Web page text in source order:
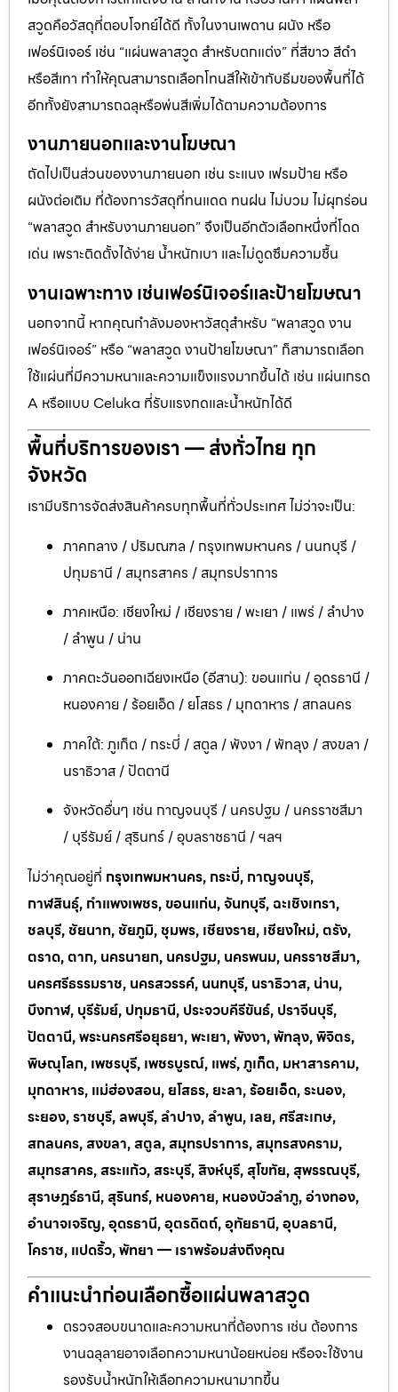
สวูดคือวัสดุที่ตอบโจทย์ได้ดี ทั้งในงานเพดาน ผนัง หรือ
เฟอร์นิเจอร์ เช่น “แผ่นพลาสวูด สำหรับตกแต่ง” ที่สีขาว สีดำ
หรือสีเทา ทำให้คุณสามารถเลือกโทนสีให้เข้ากับธีมของพื้นที่ได้
อีกทั้งยังสามารถฉลุหรือพ่นสีเพิ่มได้ตามความต้องการ
งานภายนอกและงานโฆษณา
ถัดไปเป็นส่วนของงานภายนอก เช่น ระแนง เฟรมป้าย หรือ
ผนังต่อเติม ที่ต้องการวัสดุที่ทนแดด ทนฝน ไม่บวม ไม่ผุกร่อน
“พลาสวูด สำหรับงานภายนอก” จึงเป็นอีกตัวเลือกหนึ่งที่โดด
เด่น เพราะติดตั้งได้ง่าย น้ำหนักเบา และไม่ดูดซึมความชื้น
งานเฉพาะทาง เช่นเฟอร์นิเจอร์และป้ายโฆษณา
นอกจากนี้ หากคุณกำลังมองหาวัสดุสำหรับ “พลาสวูด งาน
เฟอร์นิเจอร์” หรือ “พลาสวูด งานป้ายโฆษณา” ก็สามารถเลือก
ใช้แผ่นที่มีความหนาและความแข็งแรงมากขึ้นได้ เช่น แผ่นเกรด
A หรือแบบ Celuka ที่รับแรงกดและน้ำหนักได้ดี
พื้นที่บริการของเรา — ส่งทั่วไทย ทุก
จังหวัด
เรามีบริการจัดส่งสินค้าครบทุกพื้นที่ทั่วประเทศ ไม่ว่าจะเป็น:
ภาคกลาง / ปริมณฑล / กรุงเทพมหานคร / นนทบุรี /
ปทุมธานี / สมุทรสาคร / สมุทรปราการ
ภาคเหนือ: เชียงใหม่ / เชียงราย / พะเยา / แพร่ / ลำปาง
/ ลำพูน / น่าน
ภาคตะวันออกเฉียงเหนือ (อีสาน): ขอนแก่น / อุดรธานี /
หนองคาย / ร้อยเอ็ด / ยโสธร / มุกดาหาร / สกลนคร
ภาคใต้: ภูเก็ต / กระบี่ / สตูล / พังงา / พัทลุง / สงขลา /
นราธิวาส / ปัตตานี
จังหวัดอื่นๆ เช่น กาญจนบุรี / นครปฐม / นครราชสีมา
/ บุรีรัมย์ / สุรินทร์ / อุบลราชธานี / ฯลฯ
ไม่ว่าคุณอยู่ที่ กรุงเทพมหานคร, กระบี่, กาญจนบุรี,
กาฬสินธุ์, กำแพงเพชร, ขอนแก่น, จันทบุรี, ฉะเชิงเทรา,
ชลบุรี, ชัยนาท, ชัยภูมิ, ชุมพร, เชียงราย, เชียงใหม่, ตรัง,
ตราด, ตาก, นครนายก, นครปฐม, นครพนม, นครราชสีมา,
นครศรีธรรมราช, นครสวรรค์, นนทบุรี, นราธิวาส, น่าน,
บึงกาฬ, บุรีรัมย์, ปทุมธานี, ประจวบคีรีขันธ์, ปราจีนบุรี,
ปัตตานี, พระนครศรีอยุธยา, พะเยา, พังงา, พัทลุง, พิจิตร,
พิษณุโลก, เพชรบุรี, เพชรบูรณ์, แพร่, ภูเก็ต, มหาสารคาม,
มุกดาหาร, แม่ฮ่องสอน, ยโสธร, ยะลา, ร้อยเอ็ด, ระนอง,
ระยอง, ราชบุรี, ลพบุรี, ลำปาง, ลำพูน, เลย, ศรีสะเกษ,
สกลนคร, สงขลา, สตูล, สมุทรปราการ, สมุทรสงคราม,
สมุทรสาคร, สระแก้ว, สระบุรี, สิงห์บุรี, สุโขทัย, สุพรรณบุรี,
สุราษฎร์ธานี, สุรินทร์, หนองคาย, หนองบัวลำภู, อ่างทอง,
อำนาจเจริญ, อุดรธานี, อุตรดิตถ์, อุทัยธานี, อุบลธานี,
โคราช, แปดริ้ว, พัทยา — เราพร้อมส่งถึงคุณ
คำแนะนำก่อนเลือกซื้อแผ่นพลาสวูด
ตรวจสอบขนาดและความหนาที่ต้องการ เช่น ต้องการ
งานฉลุลายอาจเลือกความหนาน้อยหน่อย หรือจะใช้งาน
รองรับน้ำหนักให้เลือกความหนามากขึ้น